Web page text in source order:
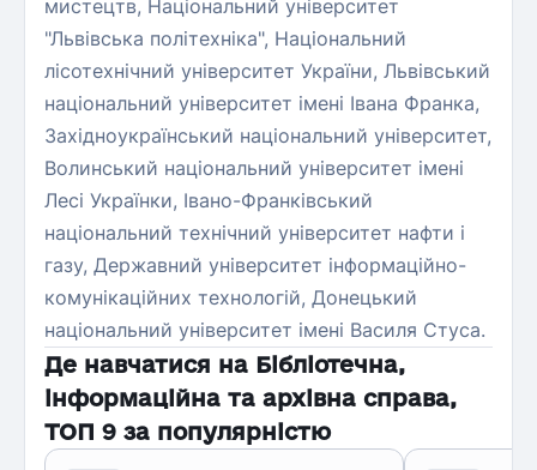
мистецтв, Національний університет
"Львівська політехніка", Національний
лісотехнічний університет України, Львівський
національний університет імені Івана Франка,
Західноукраїнський національний університет,
Волинський національний університет імені
Лесі Українки, Івано-Франківський
національний технічний університет нафти і
газу, Державний університет інформаційно-
комунікаційних технологій, Донецький
національний університет імені Василя Стуса.
Де навчатися на Бібліотечна,
інформаційна та архівна справа,
ТОП 9 за популярністю